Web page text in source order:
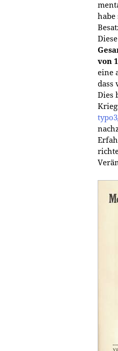
habe
von
eine
dass
Dies